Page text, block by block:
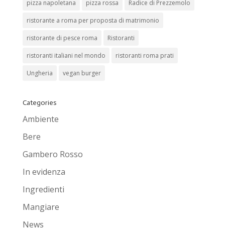
pizza napoletana pizza rossa Radice di Prezzemolo
ristorante a roma per proposta di matrimonio
ristorante di pesce roma Ristoranti
ristoranti italiani nel mondo ristoranti roma prati
Ungheria vegan burger
Categories
Ambiente
Bere
Gambero Rosso
In evidenza
Ingredienti
Mangiare
News